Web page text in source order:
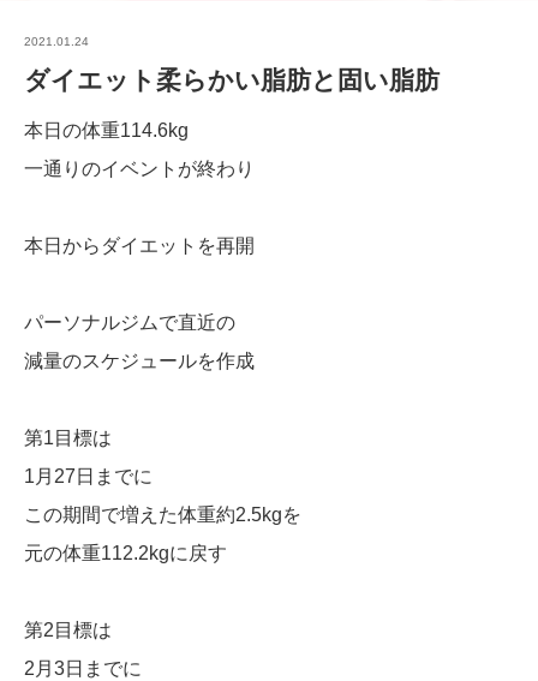
2021.01.24
ダイエット柔らかい脂肪と固い脂肪
本日の体重114.6kg
一通りのイベントが終わり
本日からダイエットを再開
パーソナルジムで直近の
減量のスケジュールを作成
第1目標は
1月27日までに
この期間で増えた体重約2.5kgを
元の体重112.2kgに戻す
第2目標は
2月3日までに